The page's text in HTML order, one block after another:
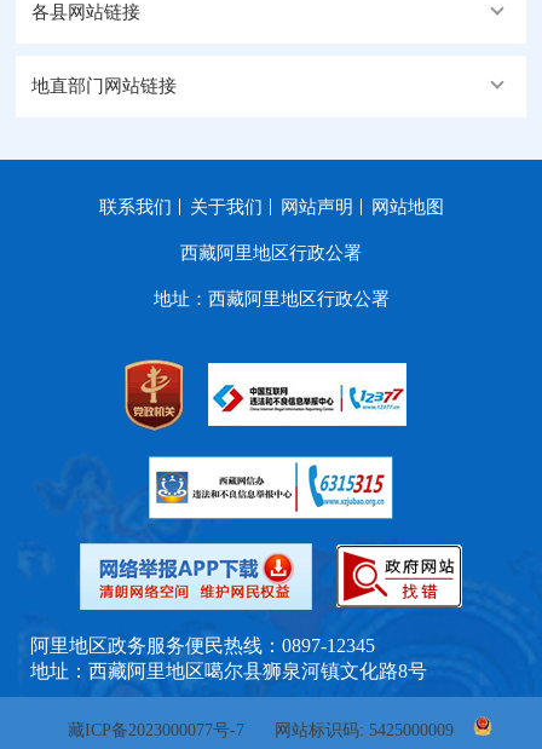
各县网站链接
地直部门网站链接
联系我们 关于我们 网站声明 网站地图
西藏阿里地区行政公署
地址：西藏阿里地区行政公署
阿里地区政务服务便民热线：0897-12345
地址：西藏阿里地区噶尔县狮泉河镇文化路8号
藏ICP备2023000077号-7 网站标识码: 5425000009